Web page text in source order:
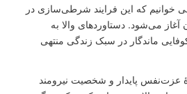
خوانیم که این فرایند شرطی‌سازی در
آغاز می‌شود. دستاوردهای والا به
ماندگار در سبک زندگی منتهی
عزت‌نفس پایدار و شخصیت نیرومند